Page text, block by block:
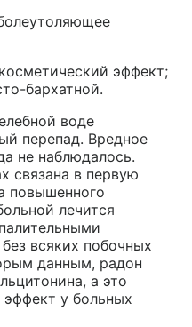
эффект;
бархатной.
воде
перепад. Вредное
не наблюдалось.
связана в первую
повышенного
лечится
всяких побочных
данным, радон
а это
у больных